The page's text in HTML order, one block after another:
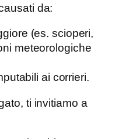
da:
(es. scioperi,
meteorologiche
ai corrieri.
ti invitiamo a